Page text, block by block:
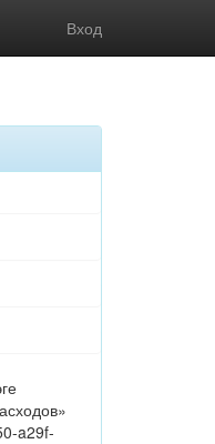
Вход
a29f-